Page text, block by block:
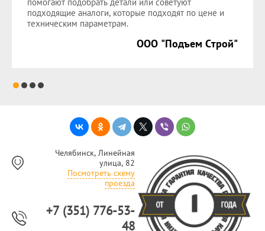
подходящие аналоги, которые подходят по цене и
техническим параметрам.
ООО "Подъем Строй"
Челябинск, Линейная
улица, 82
Посмотреть схему
проезда
+7 (351) 776-53-
48